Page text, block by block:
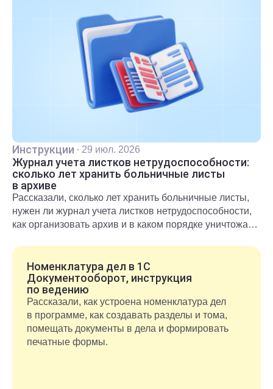
Инструкции · 29 июл. 2026
Журнал учета листков нетрудоспособности:
сколько лет хранить больничные листы
в архиве
Рассказали, сколько лет хранить больничные листы,
нужен ли журнал учета листков нетрудоспособности,
как организовать архив и в каком порядке уничтожать
Номенклатура дел в 1С
Документооборот, инструкция
по ведению
Рассказали, как устроена номенклатура дел
в программе, как создавать разделы и тома,
помещать документы в дела и формировать
печатные формы.